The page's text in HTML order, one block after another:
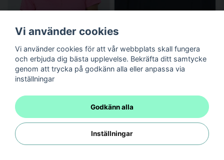
Golfpiké dam Daily
J Lindeberg Golf Herta
Vi använder cookies
Vi använder cookies för att vår webbplats skall fungera
och erbjuda dig bästa upplevelse. Bekräfta ditt samtycke
genom att trycka på godkänn alla eller anpassa via
inställningar
Godkänn alla
Inställningar